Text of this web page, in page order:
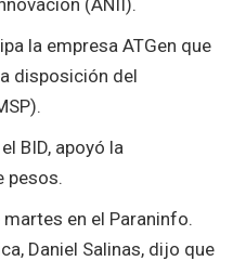
la empresa ATGen que
disposición del
BID, apoyó la
pesos.
en el Paraninfo.
Daniel Salinas, dijo que